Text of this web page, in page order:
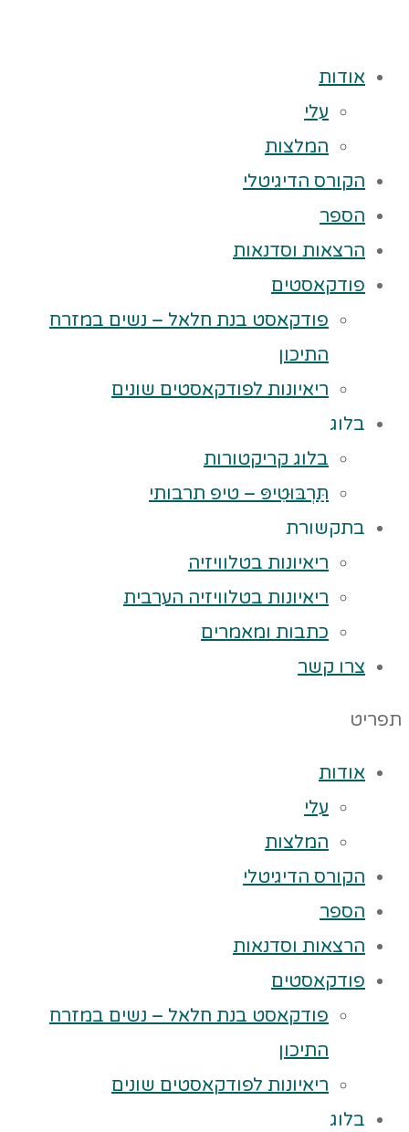
אודות
עלי
המלצות
הקורס הדיגיטלי
הספר
הרצאות וסדנאות
פודקאסטים
פודקאסט בנת חלאל – נשים במזרח
התיכון
ריאיונות לפודקאסטים שונים
בלוג
בלוג קריקטורות
תַּרְבּוּטִיפּ – טיפ תרבותי
בתקשורת
ריאיונות בטלוויזיה
ריאיונות בטלוויזיה הערבית
כתבות ומאמרים
צרו קשר
תפריט
אודות
עלי
המלצות
הקורס הדיגיטלי
הספר
הרצאות וסדנאות
פודקאסטים
פודקאסט בנת חלאל – נשים במזרח
התיכון
ריאיונות לפודקאסטים שונים
בלוג